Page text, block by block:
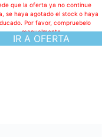
IR A OFERTA
que la oferta ya no continue
se haya agotado el stock o haya
Por favor, compruebelo
manualmente